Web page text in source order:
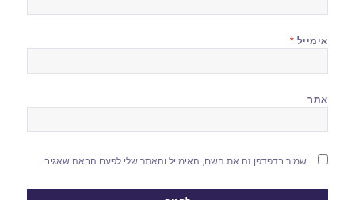
אימייל *
אתר
שמור בדפדפן זה את השם, האימייל והאתר שלי לפעם הבאה שאגיב.